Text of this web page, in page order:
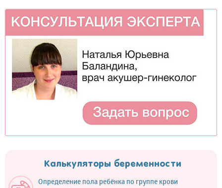
Калькуляторы беременности
Определение пола ребёнка по группе крови